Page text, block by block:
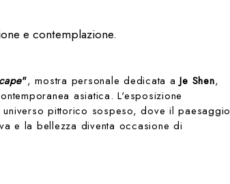
e contemplazione.
", mostra personale dedicata aJe Shen,
asiatica. L'esposizione
pittorico sospeso, dove il paesaggio
e la bellezza diventa occasione di